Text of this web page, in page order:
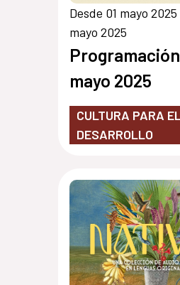
Desde 01 mayo
mayo 2025
mayo 2025
CULTURA PARA
DESARROLLO